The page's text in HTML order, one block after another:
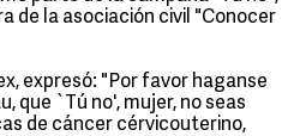
de la asociación civil "Conocer
expresó: "Por favor haganse
que `Tú no', mujer, no seas
de cáncer cérvicouterino,